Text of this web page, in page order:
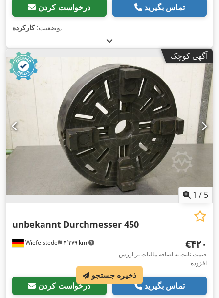
درخواست کردن تماس بگیرید
وضعیت:کارکرده ,
آگهی کوچک
1 / 5
Wiefelstede ۴٬۲۷۹ km
unbekannt Durchmesser 450
‎€۴۲۰
قیمت ثابت به اضافه مالیات بر ارزش
افزوده
درخواست کردن تماس بگیرید
ذخیره جستجو